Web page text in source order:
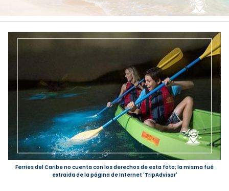
Ferries del Caribe no cuenta con los derechos de esta foto; la misma fué
extraida de la página de Internet 'TripAdvisor'